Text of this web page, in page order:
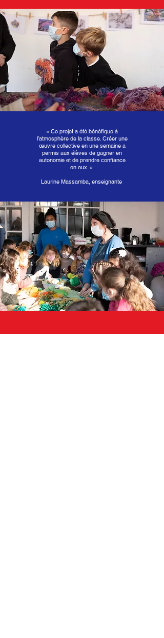
« Ce projet a été bénéfique à
l’atmosphère de la classe. Créer une
œuvre collective en une semaine a
permis aux élèves de gagner en
autonomie et de prendre confiance
en eux.»
Laurine Massamba, enseignante